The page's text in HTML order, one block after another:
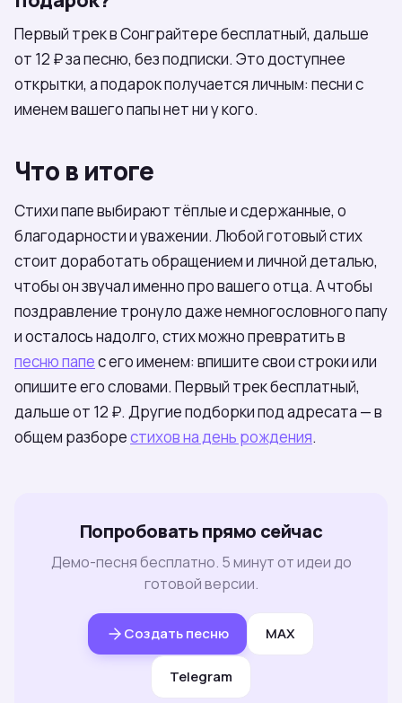
Первый трек в Сонграйтере бесплатный, дальше
от 12 ₽ за песню, без подписки. Это доступнее
открытки, а подарок получается личным: песни с
именем вашего папы нет ни у кого.
Что в итоге
Стихи папе выбирают тёплые и сдержанные, о
благодарности и уважении. Любой готовый стих
стоит доработать обращением и личной деталью,
чтобы он звучал именно про вашего отца. А чтобы
поздравление тронуло даже немногословного папу
и осталось надолго, стих можно превратить в
песню папес его именем: впишите свои строки или
опишите его словами. Первый трек бесплатный,
дальше от 12 ₽. Другие подборки под адресата — в
общем разборестихов на день рождения.
Попробовать прямо сейчас
Демо-песня бесплатно. 5 минут от идеи до
готовой версии.
Создать песню MAX
Telegram